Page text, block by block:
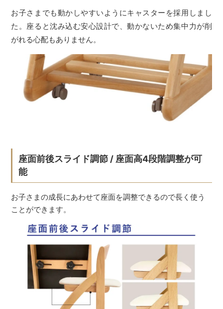
お子さまでも動かしやすいようにキャスターを採用しまし
た。座ると沈み込む安心設計で、動かないため集中力が削
がれる心配もありません。
座面前後スライド調節 / 座面高4段階調整が可
能
お子さまの成長にあわせて座面を調整できるので長く使う
ことができます。